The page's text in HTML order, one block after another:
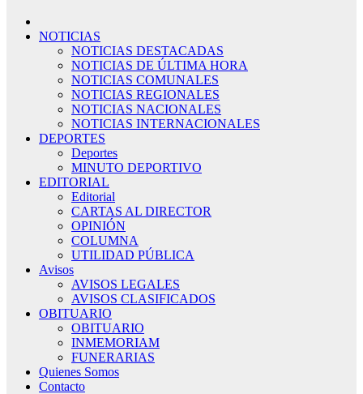
NOTICIAS
NOTICIAS DESTACADAS
NOTICIAS DE ÚLTIMA HORA
NOTICIAS COMUNALES
NOTICIAS REGIONALES
NOTICIAS NACIONALES
NOTICIAS INTERNACIONALES
DEPORTES
Deportes
MINUTO DEPORTIVO
EDITORIAL
Editorial
CARTAS AL DIRECTOR
OPINIÓN
COLUMNA
UTILIDAD PÚBLICA
Avisos
AVISOS LEGALES
AVISOS CLASIFICADOS
OBITUARIO
OBITUARIO
INMEMORIAM
FUNERARIAS
Quienes Somos
Contacto